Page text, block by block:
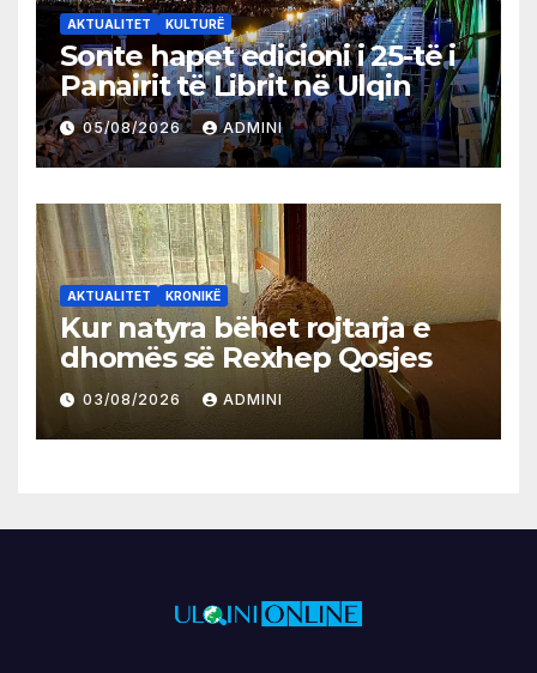
AKTUALITET KULTURË
Sonte hapet edicioni i 25-të i
Panairit të Librit në Ulqin
05/08/2026 ADMINI
AKTUALITET KRONIKË
Kur natyra bëhet rojtarja e
dhomës së Rexhep Qosjes
03/08/2026 ADMINI